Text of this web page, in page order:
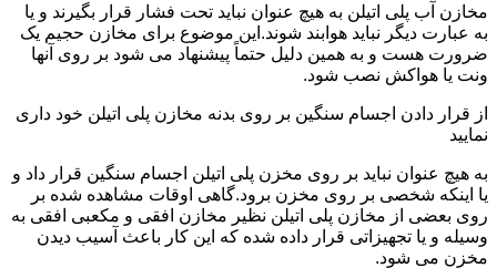
مخازن آب پلی اتیلن به هیچ عنوان نباید تحت فشار قرار بگیرند و یا
به عبارت دیگر نباید هوابند شوند.این موضوع برای مخازن حجیم یک
ضرورت هست و به همین دلیل حتماً پیشنهاد می شود بر روی آنها
ونت یا هواکش نصب شود.
از قرار دادن اجسام سنگین بر روی بدنه مخازن پلی اتیلن خود داری
نمایید
به هیچ عنوان نباید بر روی مخزن پلی اتیلن اجسام سنگین قرار داد و
یا اینکه شخصی بر روی مخزن برود.گاهی اوقات مشاهده شده بر
روی بعضی از مخازن پلی اتیلن نظیر مخازن افقی و مکعبی افقی به
وسیله و یا تجهیزاتی قرار داده شده که این کار باعث آسیب دیدن
مخزن می شود.